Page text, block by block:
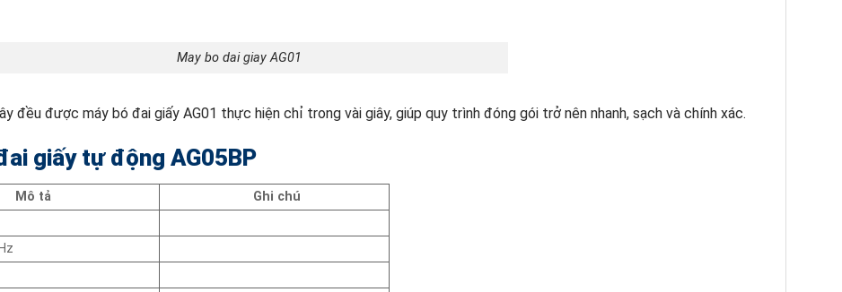
May bo dai giay AG01
đều được máy bó đai giấy AG01 thực hiện chỉ trong vài giây, giúp quy trình đóng gói trở nên nhanh, sạch và chính xác.
giấy tự động AG05BP
Mô tả
Ghi chú